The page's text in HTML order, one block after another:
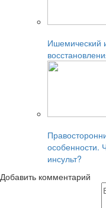
Ишемический
особенности.
инсульт?
Добавить комментарий